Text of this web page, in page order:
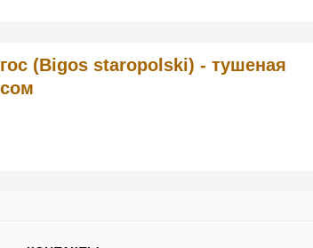
(Bigos staropolski) - тушеная